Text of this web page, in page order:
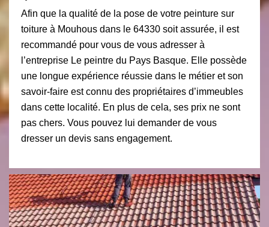
Afin que la qualité de la pose de votre peinture sur
toiture à Mouhous dans le 64330 soit assurée, il est
recommandé pour vous de vous adresser à
l’entreprise Le peintre du Pays Basque. Elle possède
une longue expérience réussie dans le métier et son
savoir-faire est connu des propriétaires d’immeubles
dans cette localité. En plus de cela, ses prix ne sont
pas chers. Vous pouvez lui demander de vous
dresser un devis sans engagement.